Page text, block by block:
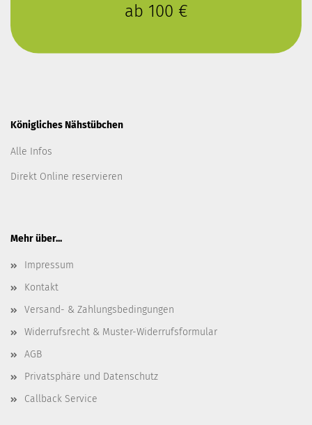
ab 100 €
Königliches Nähstübchen
Alle Infos
Direkt Online reservieren
Mehr über...
Impressum
Kontakt
Versand- & Zahlungsbedingungen
Widerrufsrecht & Muster-Widerrufsformular
AGB
Privatsphäre und Datenschutz
Callback Service